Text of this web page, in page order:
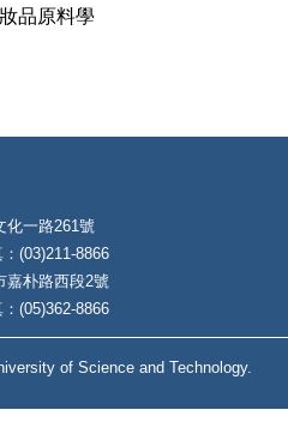
品原料學
化一路261號
(03)211-8866
嘉朴路西段2號
(05)362-8866
of Science and Technology.